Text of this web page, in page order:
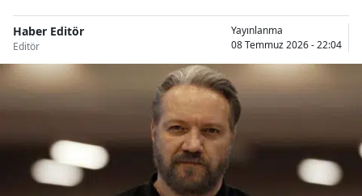
Aydın
Balıkesir
Bingöl
Bitlis
Haber Editör
Editör
Yayınlanma
08 Temmuz 2026 - 22:04